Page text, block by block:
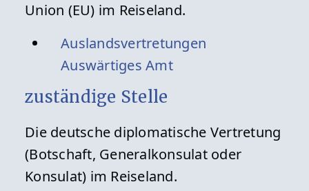
Union (EU) im Reiseland.
Auslandsvertretungen
Auswärtiges Amt
zuständige Stelle
Die deutsche diplomatische Vertretung
(Botschaft, Generalkonsulat oder
Konsulat) im Reiseland.